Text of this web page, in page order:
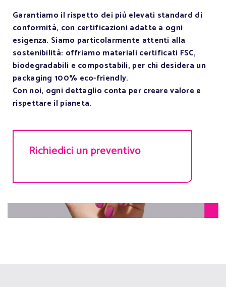
Garantiamo il rispetto dei più elevati standard di
conformità, con certificazioni adatte a ogni
esigenza. Siamo particolarmente attenti alla
sostenibilità: offriamo materiali certificati FSC,
biodegradabili e compostabili, per chi desidera un
packaging 100% eco-friendly.
Con noi, ogni dettaglio conta per creare valore e
rispettare il pianeta.
Richiedici un preventivo